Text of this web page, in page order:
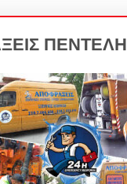
ΠΕΝΤΕΛΗ